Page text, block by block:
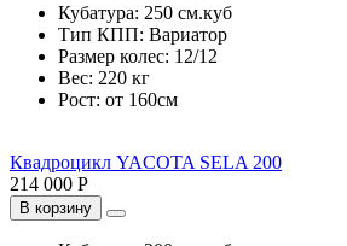
Кубатура: 250 см.куб
Тип КПП: Вариатор
Размер колес: 12/12
Вес: 220 кг
Рост: от 160см
Квадроцикл YACOTA SELA 200
214 000 Р
В корзину